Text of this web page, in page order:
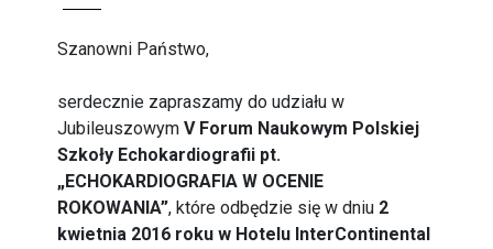
Szanowni Państwo,
serdecznie zapraszamy do udziału w
JubileuszowymV Forum Naukowym Polskiej
Szkoły Echokardiografii pt.
„ECHOKARDIOGRAFIA W OCENIE
ROKOWANIA”, które odbędzie się w dniu 2
kwietnia 2016 roku w Hotelu InterContinental